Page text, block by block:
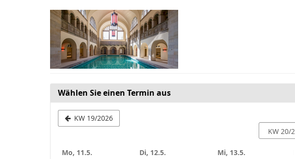
Wählen Sie einen Termin aus
KW 19/2026
Mo, 11.5. Di, 12.5. Mi, 13.5.